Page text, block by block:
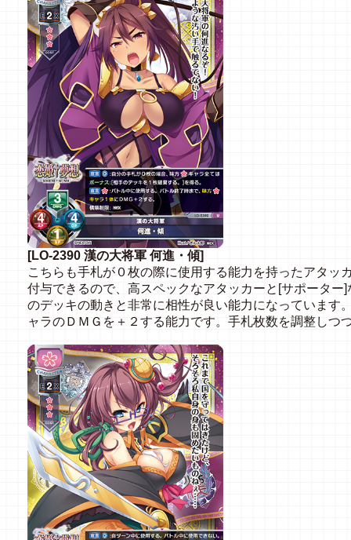
[LO-2390 漢の大将軍 何進・傾]
こちらも手札が０枚の際に使用する能力を持ったアタッ
付与できるので、高スペックなアタッカーと[サポータ
のデッキの動きと非常に相性が良い能力になっています
ャラのＤＭＧを＋２する能力です。手札枚数を調整しつ